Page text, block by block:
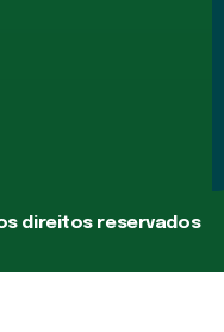
direitos reservados